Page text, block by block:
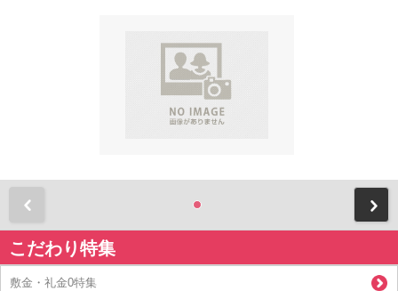
こだわり特集
敷金・礼金0特集